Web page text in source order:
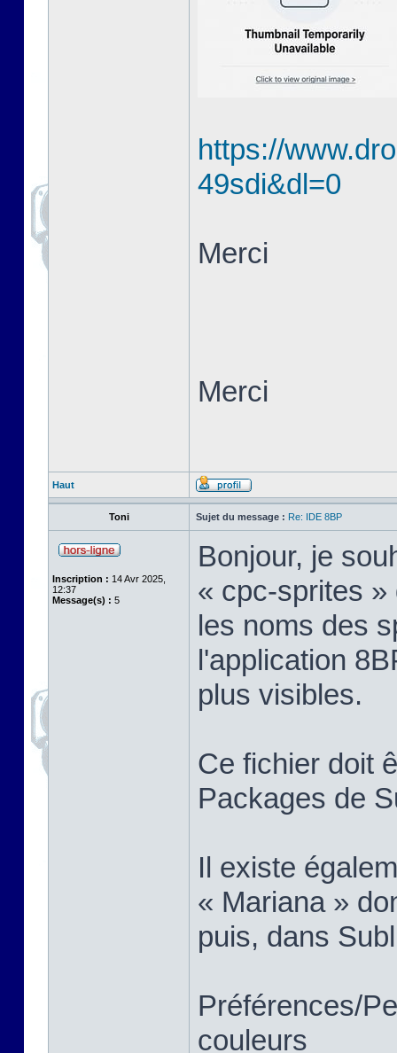
https://
49sdi&dl=0
Merci
Merci
Haut
Toni Sujet du message : Re: IDE 8BP
Inscription : 14 Avr 2025,
12:37
Message(s) : 5
Bonjour, je
« cpc-sprites »
les noms des
l'application
plus visibles.
Ce fichier doit
Packages de
Il existe
« Mariana »
puis, dans
Préférences/
couleurs